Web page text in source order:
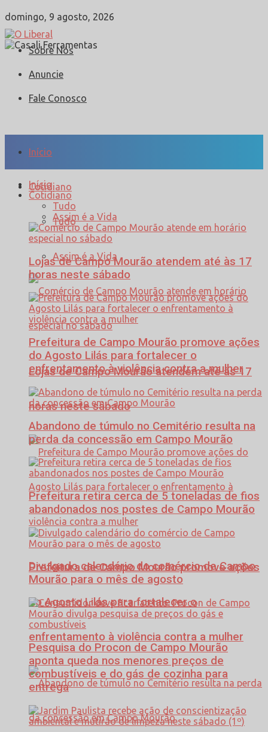
domingo, 9 agosto, 2026
Sobre Nós
Anuncie
Fale Conosco
Início
Cotidiano
Tudo
Assim é a Vida
Lojas de Campo Mourão atendem até às 17
horas neste sábado
Prefeitura de Campo Mourão promove ações
do Agosto Lilás para fortalecer o
enfrentamento à violência contra a mulher
Início
Cotidiano
Tudo
Assim é a Vida
Lojas de Campo Mourão atendem até às 17
horas neste sábado
Prefeitura de Campo Mourão promove ações
do Agosto Lilás para fortalecer o
enfrentamento à violência contra a mulher
Abandono de túmulo no Cemitério resulta na
perda da concessão em Campo Mourão
Prefeitura retira cerca de 5 toneladas de fios
abandonados nos postes de Campo Mourão
Divulgado calendário do comércio de Campo
Mourão para o mês de agosto
Pesquisa do Procon de Campo Mourão
aponta queda nos menores preços de
combustíveis e do gás de cozinha para
entrega